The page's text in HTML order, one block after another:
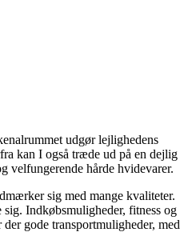
udgør lejlighedens
kan I også træde ud på en dejlig
velfungerende hårde hvidevarer.
sig med mange kvaliteter.
Indkøbsmuligheder, fitness og
gode transportmuligheder, med